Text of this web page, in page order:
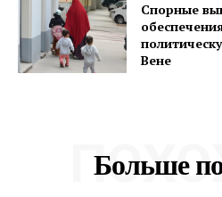
Спорные
Вене
Больше